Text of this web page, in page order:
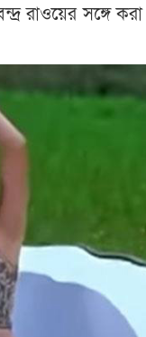
রাওয়ের সঙ্গে